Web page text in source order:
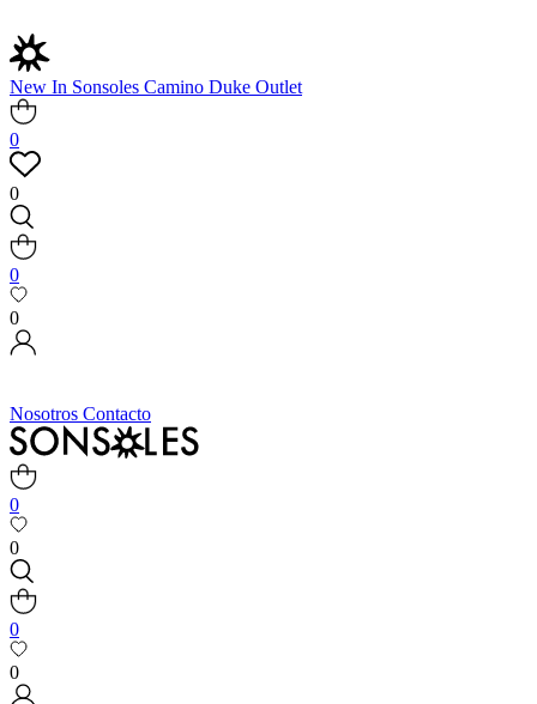
New In Sonsoles Camino Duke Outlet
0
0
0
0
Nosotros Contacto
0
0
0
0